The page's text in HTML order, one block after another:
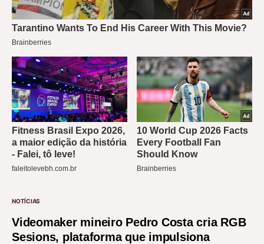
NOTÍCIAS
Videomaker mineiro Pedro Costa cria RGB
Sesions, plataforma que impulsiona